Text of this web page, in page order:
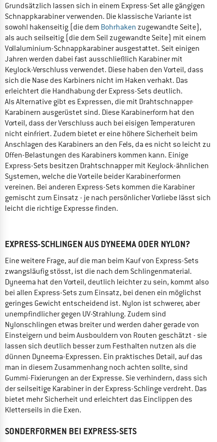
Grundsätzlich lassen sich in einem Express-Set alle gängigen
Schnappkarabiner verwenden. Die klassische Variante ist
sowohl hakenseitig (die dem Bohrhaken zugewandte Seite),
als auch seilseitig (die dem Seil zugewandte Seite) mit einem
Vollaluminium-Schnappkarabiner ausgestattet. Seit einigen
Jahren werden dabei fast ausschließlich Karabiner mit
Keylock-Verschluss verwendet. Diese haben den Vorteil, dass
sich die Nase des Karbiners nicht im Haken verhakt. Das
erleichtert die Handhabung der Express-Sets deutlich.
Als Alternative gibt es Expressen, die mit Drahtschnapper-
Karabinern ausgerüstet sind. Diese Karabinerform hat den
Vorteil, dass der Verschluss auch bei eisigen Temperaturen
nicht einfriert. Zudem bietet er eine höhere Sicherheit beim
Anschlagen des Karabiners an den Fels, da es nicht so leicht zu
Offen-Belastungen des Karabiners kommen kann. Einige
Express-Sets besitzen Drahtschnapper mit Keylock-ähnlichen
Systemen, welche die Vorteile beider Karabinerformen
vereinen. Bei anderen Express-Sets kommen die Karabiner
gemischt zum Einsatz - je nach persönlicher Vorliebe lässt sich
leicht die richtige Expresse finden.
EXPRESS-SCHLINGEN AUS DYNEEMA ODER NYLON?
Eine weitere Frage, auf die man beim Kauf von Express-Sets
zwangsläufig stösst, ist die nach dem Schlingenmaterial.
Dyneema hat den Vorteil, deutlich leichter zu sein, kommt also
bei allen Express-Sets zum Einsatz, bei denen ein möglichst
geringes Gewicht entscheidend ist. Nylon ist schwerer, aber
unempfindlicher gegen UV-Strahlung. Zudem sind
Nylonschlingen etwas breiter und werden daher gerade von
Einsteigern und beim Ausbouldern von Routen geschätzt - sie
lassen sich deutlich besser zum Festhalten nutzen als die
dünnen Dyneema-Expressen. Ein praktisches Detail, auf das
man in diesem Zusammenhang noch achten sollte, sind
Gummi-Fixierungen an der Expresse. Sie verhindern, dass sich
der seilseitige Karabiner in der Express-Schlinge verdreht. Das
bietet mehr Sicherheit und erleichtert das Einclippen des
Kletterseils in die Exen.
SONDERFORMEN BEI EXPRESS-SETS